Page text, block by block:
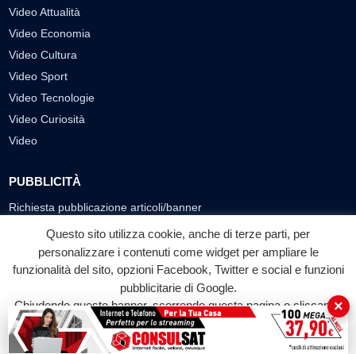
Video Attualità
Video Economia
Video Cultura
Video Sport
Video Tecnologie
Video Curiosità
Video
PUBBLICITÀ
Richiesta pubblicazione articoli/banner
SEGUICI SUI SOCIAL
f
Facebook
◎ ▶
YouTube
© 2026 LABTV - Tutti i diritti riservati
Questo sito utilizza cookie, anche di terze parti, per
personalizzare i contenuti come widget per ampliare le
funzionalità del sito, opzioni Facebook, Twitter e social e funzioni
pubblicitarie di Google.
Chiudendo questo banner, scorrendo questa pagina o cliccando
su qualunque suo elemento acconsenti all'uso dei cookie.
Accetta
×